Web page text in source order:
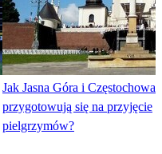
Jak Jasna Góra i Częstochowa
przygotowują się na przyjęcie
pielgrzymów?